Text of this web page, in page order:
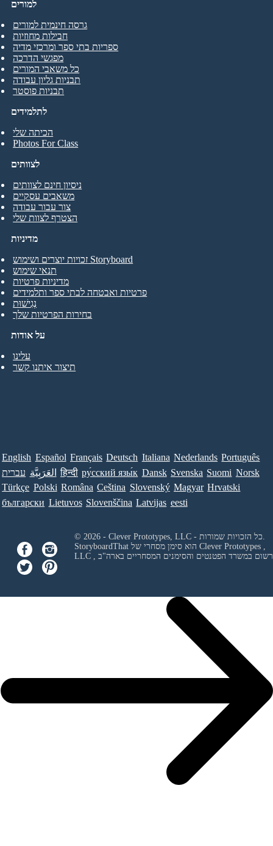
לתלמידים
הכיתה שלי
Photos For Class
למורים
גרסה חינמית למורים
חבילות מחוזיות
ספריות בתי ספר ומרכזי מדיה
מפגשי הדרכה
כל משאבי המורים
תבניות גליון עבודה
תבניות פוסטר
לצוותים
ניסיון חינם לצוותים
משאבים עסקיים
צור עבור עבודה
הצטרף לצוות שלי
על אודות
עלינו
תיצור איתנו קשר
מדיניות
זכויות יוצרים ושימוש Storyboard
תנאי שימוש
מדיניות פרטיות
פרטיות ואבטחה לבתי ספר ותלמידים
נְגִישׁוּת
בחירות הפרטיות שלך
English Español Français Deutsch Italiana Nederlands Português
עברית العَرَبِيَّة हिन्दी ру́сский язы́к Dansk Svenska Suomi Norsk
Türkçe Polski Româna Ceština Slovenský Magyar Hrvatski
български Lietuvos Slovenščina Latvijas eesti
Clever Prototypes ,
LLC
ורשום במשרד הפטנטים והסימנים המסחריים בארה"ב